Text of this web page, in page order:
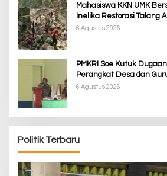
Mahasiswa KKN UMK
Inelika Restorasi Talang
Irigasi Sawah
6 Agustus 2026
PMKRI Soe Kutuk
Perangkat Desa dan
Ketimpangan
6 Agustus 2026
Politik Terbaru